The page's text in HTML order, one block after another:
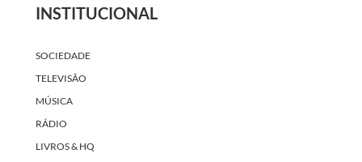
INSTITUCIONAL
SOCIEDADE
TELEVISÃO
MÚSICA
RÁDIO
LIVROS & HQ